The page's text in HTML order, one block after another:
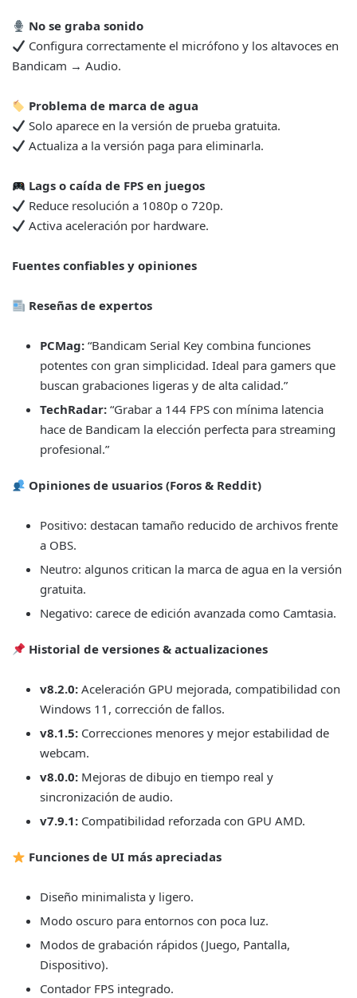
No se graba sonido
Configura correctamente el micrófono y los altavoces en
Bandicam → Audio.
Problema de marca de agua
Solo aparece en la versión de prueba gratuita.
Actualiza a la versión paga para eliminarla.
Lags o caída de FPS en juegos
Reduce resolución a 1080p o 720p.
Activa aceleración por hardware.
Fuentes confiables y opiniones
Reseñas de expertos
PCMag: “Bandicam Serial Key combina funciones
potentes con gran simplicidad. Ideal para gamers que
buscan grabaciones ligeras y de alta calidad.”
TechRadar: “Grabar a 144 FPS con mínima latencia
hace de Bandicam la elección perfecta para streaming
profesional.”
Opiniones de usuarios (Foros & Reddit)
Positivo: destacan tamaño reducido de archivos frente
a OBS.
Neutro: algunos critican la marca de agua en la versión
gratuita.
Negativo: carece de edición avanzada como Camtasia.
Historial de versiones & actualizaciones
v8.2.0: Aceleración GPU mejorada, compatibilidad con
Windows 11, corrección de fallos.
v8.1.5: Correcciones menores y mejor estabilidad de
webcam.
v8.0.0: Mejoras de dibujo en tiempo real y
sincronización de audio.
v7.9.1: Compatibilidad reforzada con GPU AMD.
Funciones de UI más apreciadas
Diseño minimalista y ligero.
Modo oscuro para entornos con poca luz.
Modos de grabación rápidos (Juego, Pantalla,
Dispositivo).
Contador FPS integrado.